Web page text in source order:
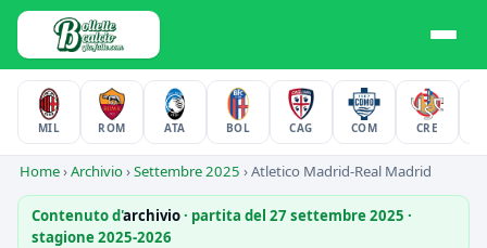
MIL ROM ATA BOL CAG COM CRE
Home›Archivio›Settembre 2025 ›Atletico Madrid-Real Madrid
Contenuto d'archivio· partita del 27 settembre 2025 ·
stagione 2025-2026